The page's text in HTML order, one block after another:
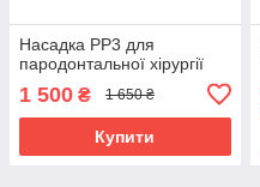
Насадка PP3 для
пародонтальної хірургії
1 500 ₴ 1 650 ₴
Купити